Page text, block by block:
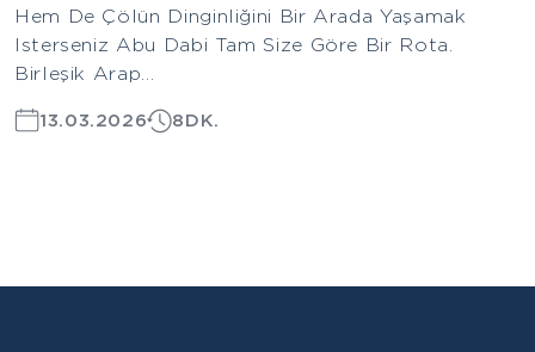
Hem De Çölün Dinginliğini Bir Arada Yaşamak
Isterseniz Abu Dabi Tam Size Göre Bir Rota.
Birleşik Arap...
13.03.2026 8DK.